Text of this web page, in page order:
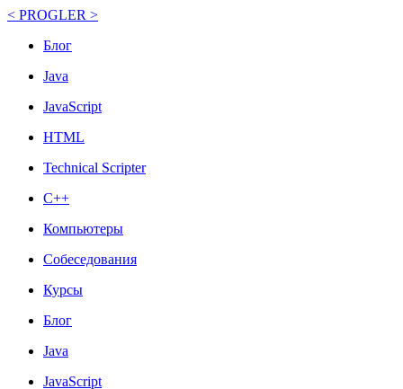
< PROGLER >
Блог
Java
JavaScript
HTML
Technical Scripter
C++
Компьютеры
Собеседования
Курсы
Блог
Java
JavaScript